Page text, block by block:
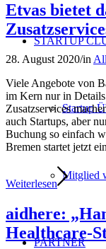
STARTUP
Startup
Mitglied
PARTNER
Etvas bietet
28. August 2020/in
Viele Angebote von
im Kern nur in
Zusatzservices
auch Startups, aber
Buchung so einfach
Bremen startet jetzt
Weiterlesen
aidhere:
Healthcare-